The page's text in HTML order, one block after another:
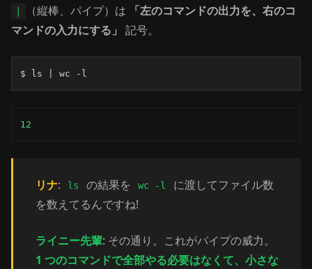
（縦棒、パイプ）は
「左のコマンドの出力を、右のコ
マンドの入力にする」 記号。
$ ls | wc -l
12
リナ: ls の結果を wc -l
に渡してファイル数
を数えてるんですね!
ライニー先輩: その通り。これがパイプの威力。
1 つのコマンドで全部やる必要はなくて、小さな